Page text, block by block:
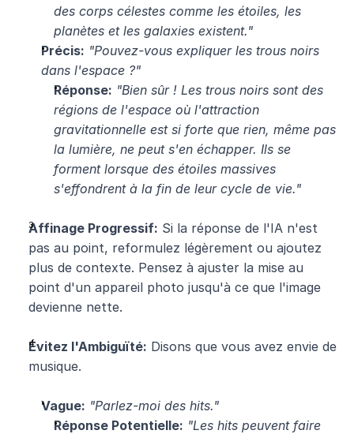
des corps célestes comme les étoiles, les
planètes et les galaxies existent."
Précis: "Pouvez-vous expliquer les trous noirs
dans l'espace ?"
Réponse: "Bien sûr ! Les trous noirs sont des
régions de l'espace où l'attraction
gravitationnelle est si forte que rien, même pas
la lumière, ne peut s'en échapper. Ils se
forment lorsque des étoiles massives
s'effondrent à la fin de leur cycle de vie."
Affinage Progressif: Si la réponse de l'IA n'est
pas au point, reformulez légèrement ou ajoutez
plus de contexte. Pensez à ajuster la mise au
point d'un appareil photo jusqu'à ce que l'image
devienne nette.
Évitez l'Ambiguïté: Disons que vous avez envie de
musique.
Vague: "Parlez-moi des hits."
Réponse Potentielle: "Les hits peuvent faire